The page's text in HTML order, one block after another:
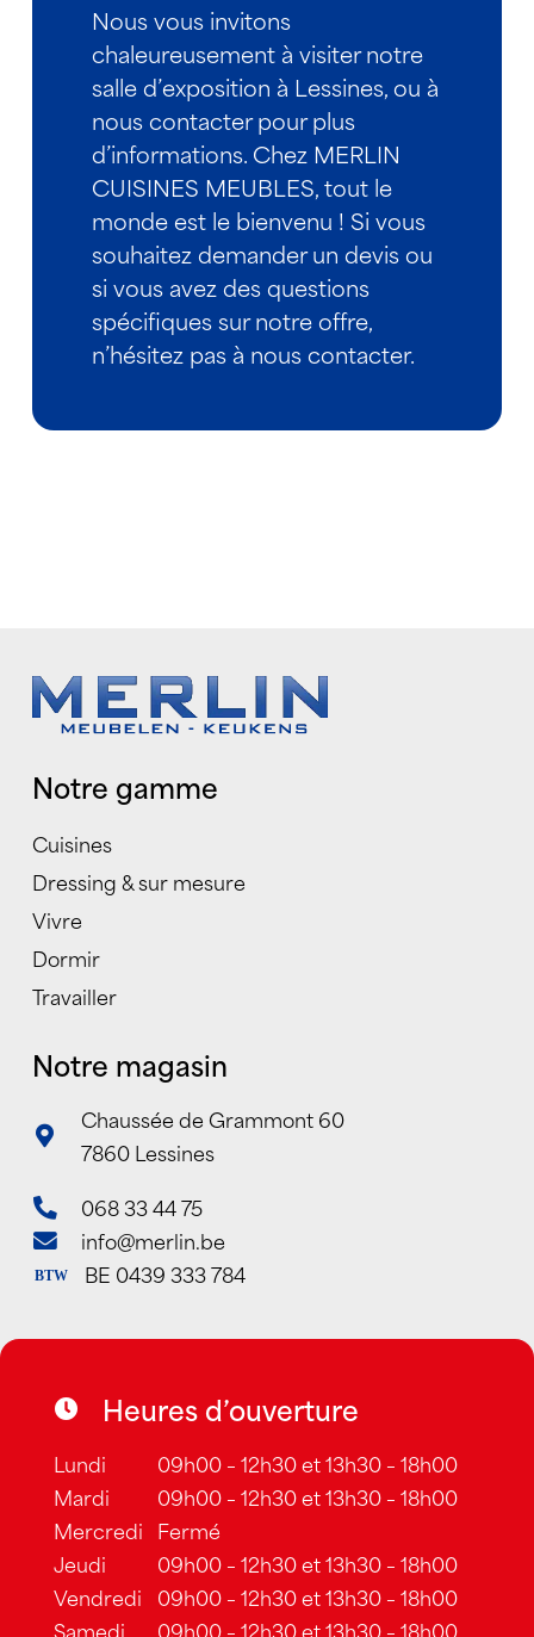
Nous vous invitons
chaleureusement à visiter notre
salle d’exposition à Lessines, ou à
nous contacter pour plus
d’informations. Chez MERLIN
CUISINES MEUBLES, tout le
monde est le bienvenu ! Si vous
souhaitez demander un devis ou
si vous avez des questions
spécifiques sur notre offre,
n’hésitez pas à nous contacter.
Notre gamme
Cuisines
Dressing & sur mesure
Vivre
Dormir
Travailler
Notre magasin
Chaussée de Grammont 60
7860 Lessines
068 33 44 75
info@merlin.be
BTW BE 0439 333 784
Heures d’ouverture
Lundi
09h00 – 12h30 et 13h30 – 18h00
Mardi
09h00 – 12h30 et 13h30 – 18h00
Mercredi Fermé
Jeudi
09h00 – 12h30 et 13h30 – 18h00
Vendredi 09h00 – 12h30 et 13h30 – 18h00
Samedi
09h00 – 12h30 et 13h30 – 18h00